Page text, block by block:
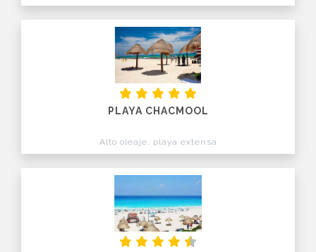
PLAYA CHACMOOL
Alto oleaje, playa extensa